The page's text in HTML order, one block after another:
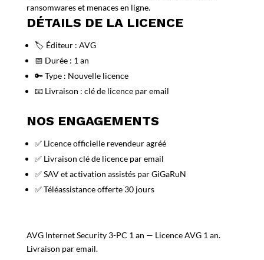
ransomwares et menaces en ligne.
DÉTAILS DE LA LICENCE
🏷️ Éditeur : AVG
📅 Durée : 1 an
🔑 Type : Nouvelle licence
📧 Livraison : clé de licence par email
NOS ENGAGEMENTS
✅ Licence officielle revendeur agréé
✅ Livraison clé de licence par email
✅ SAV et activation assistés par GiGaRuN
✅ Téléassistance offerte 30 jours
AVG Internet Security 3-PC 1 an — Licence AVG 1 an.
Livraison par email.